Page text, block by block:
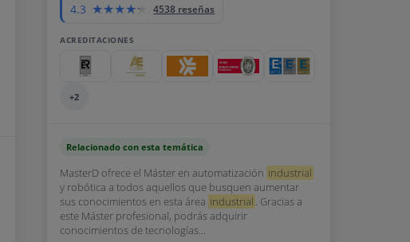
4.3 4538 reseñas
ACREDITACIONES
+2
Relacionado con esta temática
MasterD ofrece el Máster en automatización industrial
y robótica a todos aquellos que busquen aumentar
sus conocimientos en esta área industrial . Gracias a
este Máster profesional, podrás adquirir
conocimientos de tecnologías...